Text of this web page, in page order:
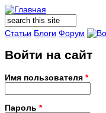
Форма поиска
Поиск
Статьи Блоги Форум
Войти на сайт
Имя пользователя *
Пароль *